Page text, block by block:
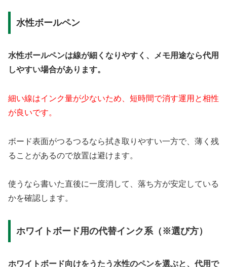
水性ボールペン
水性ボールペンは線が細くなりやすく、メモ用途なら代用
しやすい場合があります。
細い線はインク量が少ないため、短時間で消す運用と相性
が良いです。
ボード表面がつるつるなら拭き取りやすい一方で、薄く残
ることがあるので放置は避けます。
使うなら書いた直後に一度消して、落ち方が安定している
かを確認します。
ホワイトボード用の代替インク系（※選び方）
ホワイトボード向けをうたう水性のペンを選ぶと、代用で